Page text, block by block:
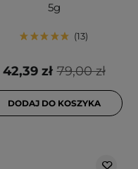
5g
13
79,00 zł
42,39 zł
DODAJ DO KOSZYKA